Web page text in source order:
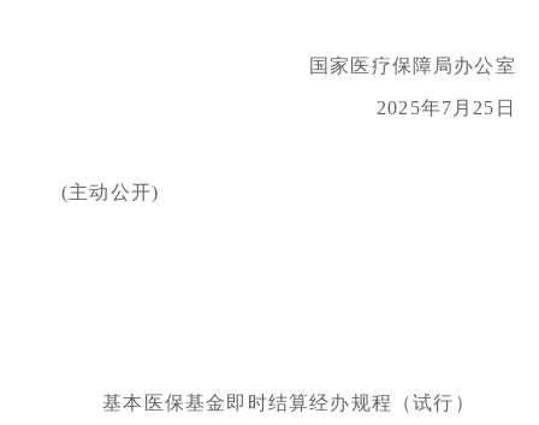
国家医疗保障局办公室
2025年7月25日
(主动公开)
基本医保基金即时结算经办规程（试行）